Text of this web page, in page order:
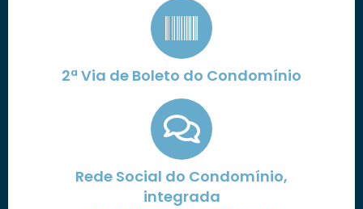
2ª Via de Boleto do Condomínio
Rede Social do Condomínio,
integrada